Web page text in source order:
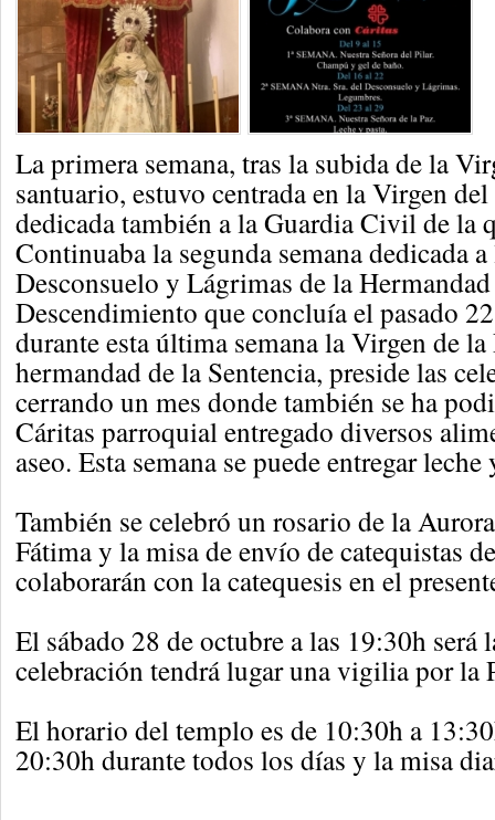
La primera semana, tras la subida de la
santuario, estuvo centrada en la Virgen
dedicada también a la Guardia Civil de la
Continuaba la segunda semana dedicada
Desconsuelo y Lágrimas de la
Descendimiento que concluía el pasado
durante esta última semana la Virgen de la
hermandad de la Sentencia, preside las
cerrando un mes donde también se ha
Cáritas parroquial entregado diversos
aseo. Esta semana se puede entregar leche
También se celebró un rosario de la
Fátima y la misa de envío de catequistas
colaborarán con la catequesis en el
El sábado 28 de octubre a las 19:30h será
celebración tendrá lugar una vigilia por la
El horario del templo es de 10:30h a
20:30h durante todos los días y la misa